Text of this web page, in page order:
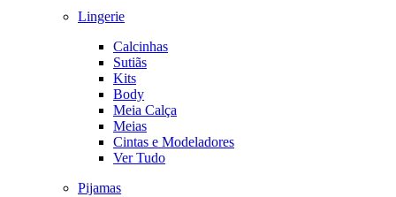
Lingerie
Calcinhas
Sutiãs
Kits
Body
Meia Calça
Meias
Cintas e Modeladores
Ver Tudo
Pijamas